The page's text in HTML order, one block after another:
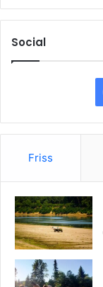
Social
Friss